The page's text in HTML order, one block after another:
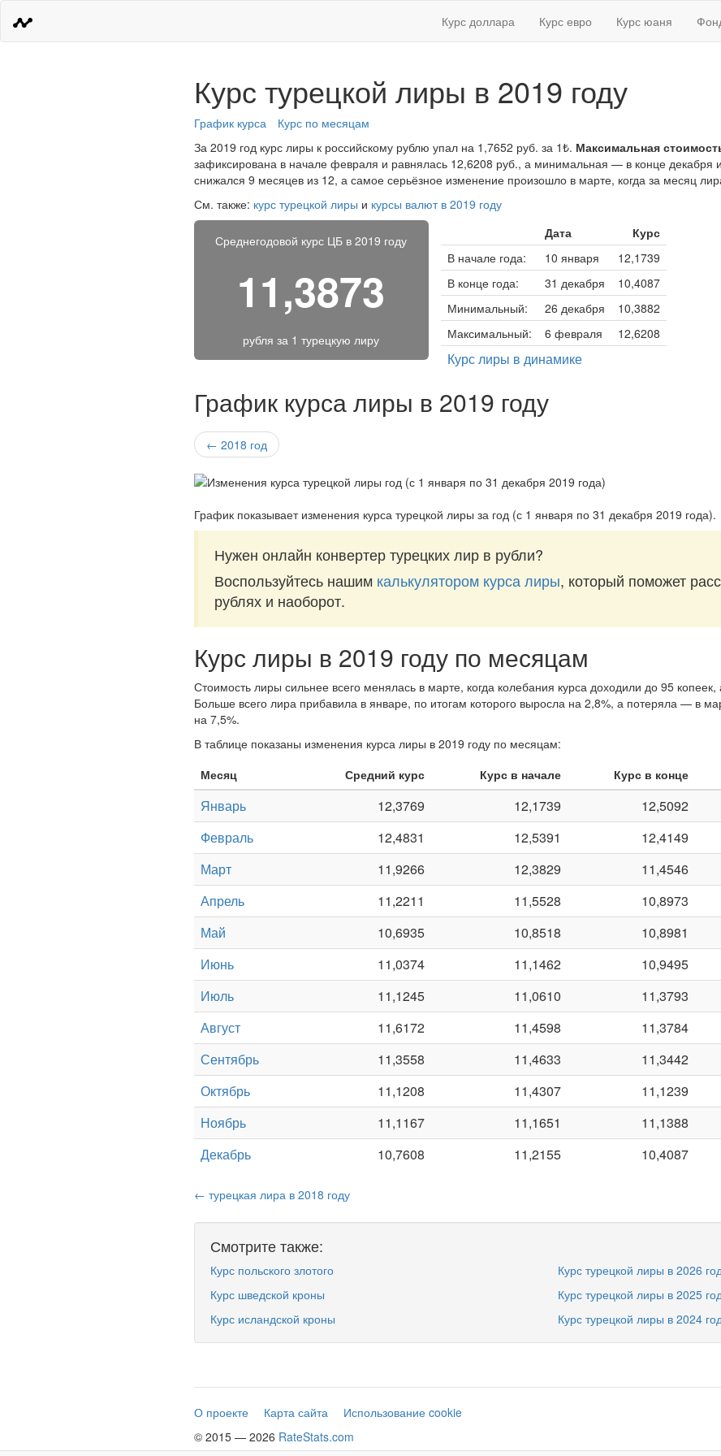
Курс доллара Курс евро Курс юаня
Курс турецкой лиры в 2019 году
График курса
Курс по месяцам
За 2019 год курс лиры к российскому рублю упал на 1,7652 руб. за 1₺. Максимальная
зафиксирована в начале февраля и равнялась 12,6208 руб., а минимальная — в конце декабря
снижался 9 месяцев из 12, а самое серьёзное изменение произошло в марте, когда за месяц
См. также: курс турецкой лиры и курсы валют в 2019 году
Среднегодовой курс ЦБ в 2019 году
11,3873
рубля за 1 турецкую лиру
Дата
Курс
В начале года:
10 января
12,1739
В конце года:
31 декабря
10,4087
Минимальный:
26 декабря
10,3882
Максимальный:
6 февраля 12,6208
Курс лиры в динамике
График курса лиры в 2019 году
← 2018 год
График показывает изменения курса турецкой лиры за год (с 1 января по 31 декабря 2019 года).
Нужен онлайн конвертер турецких лир в рубли?
Воспользуйтесь нашим калькулятором курса лиры, который поможет
рублях и наоборот.
Курс лиры в 2019 году по месяцам
Стоимость лиры сильнее всего менялась в марте, когда колебания курса доходили до 95
Больше всего лира прибавила в январе, по итогам которого выросла на 2,8%, а потеряла — в
на 7,5%.
В таблице показаны изменения курса лиры в 2019 году по месяцам:
Месяц
Средний курс Курс в начале Курс в конце
Январь 12,3769 12,1739 12,5092
Февраль
12,4831 12,5391 12,4149
Март
11,9266 12,3829 11,4546
Апрель
11,2211 11,5528 10,8973
Май
10,6935 10,8518 10,8981
Июнь
11,0374 11,1462 10,9495
Июль
11,1245 11,0610 11,3793
Август
11,6172 11,4598 11,3784
Сентябрь
11,3558 11,4633 11,3442
Октябрь
11,1208 11,4307 11,1239
Ноябрь
11,1167 11,1651 11,1388
Декабрь
10,7608 11,2155 10,4087
← турецкая лира в 2018 году
Смотрите также:
Курс польского злотого
Курс шведской кроны
Курс исландской кроны
Курс турецкой лиры в 2026
Курс турецкой лиры в 2025
Курс турецкой лиры в 2024
О проекте Карта сайта
Использование cookie
© 2015 — 2026 RateStats.com